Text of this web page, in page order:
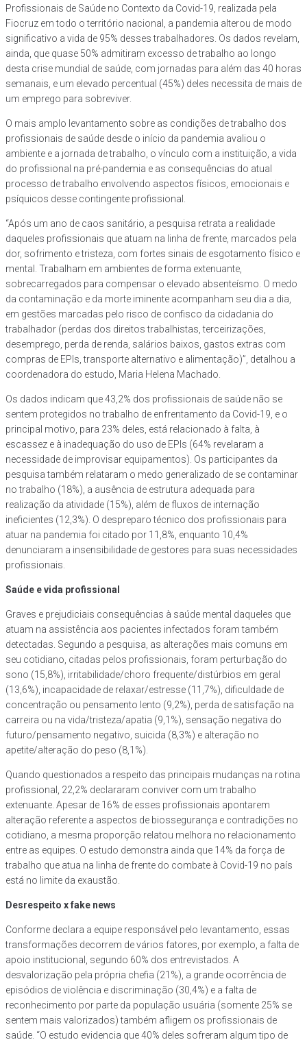
Profissionais de Saúde no Contexto da Covid-19, realizada pela
Fiocruz em todo o território nacional, a pandemia alterou de modo
significativo a vida de 95% desses trabalhadores. Os dados revelam,
ainda, que quase 50% admitiram excesso de trabalho ao longo
desta crise mundial de saúde, com jornadas para além das 40 horas
semanais, e um elevado percentual (45%) deles necessita de mais de
um emprego para sobreviver.
O mais amplo levantamento sobre as condições de trabalho dos
profissionais de saúde desde o início da pandemia avaliou o
ambiente e a jornada de trabalho, o vínculo com a instituição, a vida
do profissional na pré-pandemia e as consequências do atual
processo de trabalho envolvendo aspectos físicos, emocionais e
psíquicos desse contingente profissional.
“Após um ano de caos sanitário, a pesquisa retrata a realidade
daqueles profissionais que atuam na linha de frente, marcados pela
dor, sofrimento e tristeza, com fortes sinais de esgotamento físico e
mental. Trabalham em ambientes de forma extenuante,
sobrecarregados para compensar o elevado absenteísmo. O medo
da contaminação e da morte iminente acompanham seu dia a dia,
em gestões marcadas pelo risco de confisco da cidadania do
trabalhador (perdas dos direitos trabalhistas, terceirizações,
desemprego, perda de renda, salários baixos, gastos extras com
compras de EPIs, transporte alternativo e alimentação)”, detalhou a
coordenadora do estudo, Maria Helena Machado.
Os dados indicam que 43,2% dos profissionais de saúde não se
sentem protegidos no trabalho de enfrentamento da Covid-19, e o
principal motivo, para 23% deles, está relacionado à falta, à
escassez e à inadequação do uso de EPIs (64% revelaram a
necessidade de improvisar equipamentos). Os participantes da
pesquisa também relataram o medo generalizado de se contaminar
no trabalho (18%), a ausência de estrutura adequada para
realização da atividade (15%), além de fluxos de internação
ineficientes (12,3%). O despreparo técnico dos profissionais para
atuar na pandemia foi citado por 11,8%, enquanto 10,4%
denunciaram a insensibilidade de gestores para suas necessidades
profissionais.
Saúde e vida profissional
Graves e prejudiciais consequências à saúde mental daqueles que
atuam na assistência aos pacientes infectados foram também
detectadas. Segundo a pesquisa, as alterações mais comuns em
seu cotidiano, citadas pelos profissionais, foram perturbação do
sono (15,8%), irritabilidade/choro frequente/distúrbios em geral
(13,6%), incapacidade de relaxar/estresse (11,7%), dificuldade de
concentração ou pensamento lento (9,2%), perda de satisfação na
carreira ou na vida/tristeza/apatia (9,1%), sensação negativa do
futuro/pensamento negativo, suicida (8,3%) e alteração no
apetite/alteração do peso (8,1%).
Quando questionados a respeito das principais mudanças na rotina
profissional, 22,2% declararam conviver com um trabalho
extenuante. Apesar de 16% de esses profissionais apontarem
alteração referente a aspectos de biossegurança e contradições no
cotidiano, a mesma proporção relatou melhora no relacionamento
entre as equipes. O estudo demonstra ainda que 14% da força de
trabalho que atua na linha de frente do combate à Covid-19 no país
está no limite da exaustão.
Desrespeito x fake news
Conforme declara a equipe responsável pelo levantamento, essas
transformações decorrem de vários fatores, por exemplo, a falta de
apoio institucional, segundo 60% dos entrevistados. A
desvalorização pela própria chefia (21%), a grande ocorrência de
episódios de violência e discriminação (30,4%) e a falta de
reconhecimento por parte da população usuária (somente 25% se
sentem mais valorizados) também afligem os profissionais de
saúde. “O estudo evidencia que 40% deles sofreram algum tipo de